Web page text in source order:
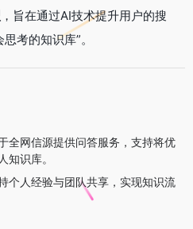
​，旨在通过AI技术提升用户的搜
考的知识库”。
全网信源提供问答服务，支持将优
知识库。
个人经验与团队共享，实现知识流